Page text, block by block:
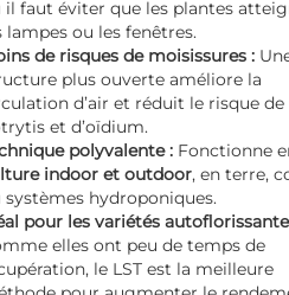
il faut éviter que les plantes
lampes ou les fenêtres.
de risques de moisissures :
plus ouverte améliore la
d’air et réduit le risque de
et d’oïdium.
polyvalente : Fonctionne
indoor et outdoor, en terre,
systèmes hydroponiques.
pour les variétés
elles ont peu de temps de
le LST est la meilleure